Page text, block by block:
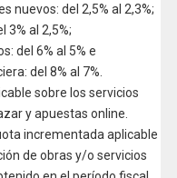
nuevos: del 2,5% al 2,3%;
3% al 2,5%;
del 6% al 5% e
del 8% al 7%.
sobre los servicios
y apuestas online.
incrementada aplicable
de obras y/o servicios